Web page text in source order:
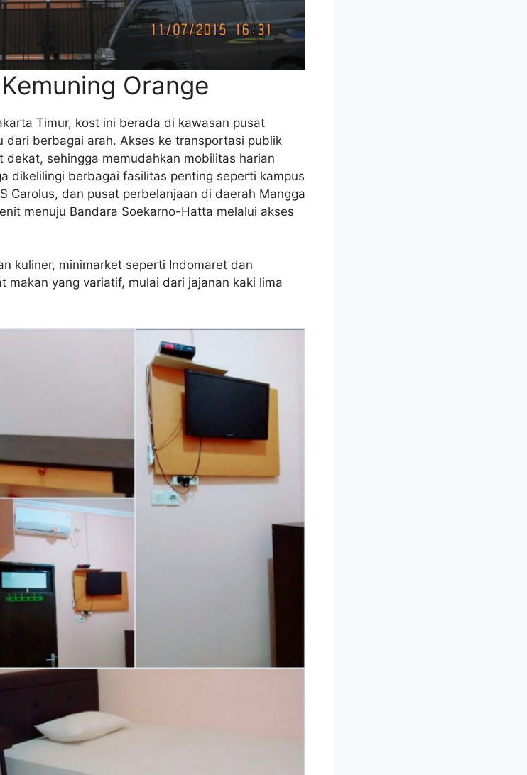
Orange
Timur, kost ini berada di kawasan pusat
dari berbagai arah. Akses ke transportasi publik
sehingga memudahkan mobilitas harian
dikelilingi berbagai fasilitas penting seperti kampus
Carolus, dan pusat perbelanjaan di daerah Mangga
menuju Bandara Soekarno-Hatta melalui akses
kuliner, minimarket seperti Indomaret dan
yang variatif, mulai dari jajanan kaki lima